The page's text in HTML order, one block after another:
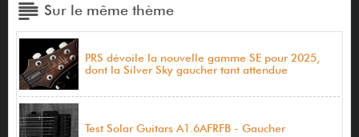
Sur le même thème
PRS dévoile la nouvelle gamme SE pour 2025,
dont la Silver Sky gaucher tant attendue
Test Solar Guitars A1.6AFRFB - Gaucher